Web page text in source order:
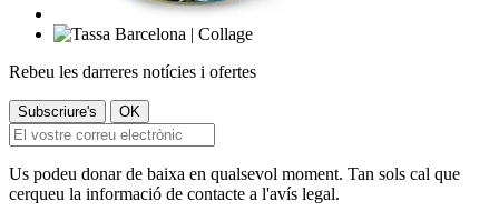
Rebeu les darreres notícies i ofertes
Us podeu donar de baixa en qualsevol moment. Tan sols cal que
cerqueu la informació de contacte a l'avís legal.